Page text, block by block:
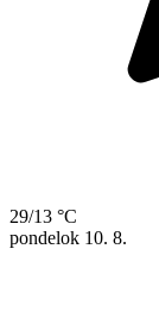
29/13 °C
pondelok 10. 8.